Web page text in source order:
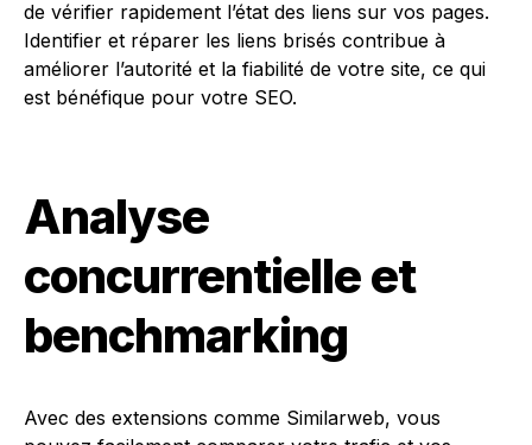
de vérifier rapidement l’état des liens sur vos pages.
Identifier et réparer les liens brisés contribue à
améliorer l’autorité et la fiabilité de votre site, ce qui
est bénéfique pour votre SEO.
Analyse
concurrentielle et
benchmarking
Avec des extensions comme Similarweb, vous